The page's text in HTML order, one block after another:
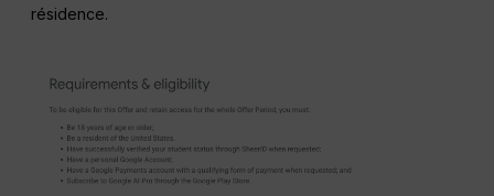
résidence.